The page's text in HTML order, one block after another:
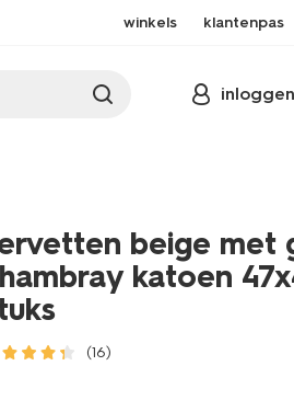
winkels klantenpas
inloggen
beige met
katoen
(16)